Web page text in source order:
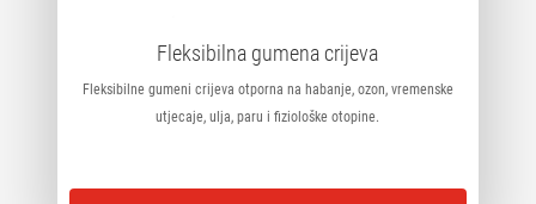
Fleksibilna gumena crijeva
Fleksibilne gumeni crijeva otporna na habanje, ozon, vremenske
utjecaje, ulja, paru i fiziološke otopine.